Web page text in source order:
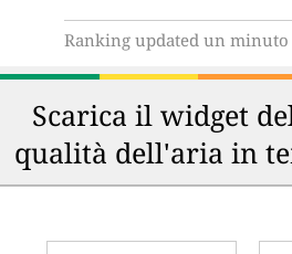
Ranking updated un
Scarica il widget
qualità dell'aria in